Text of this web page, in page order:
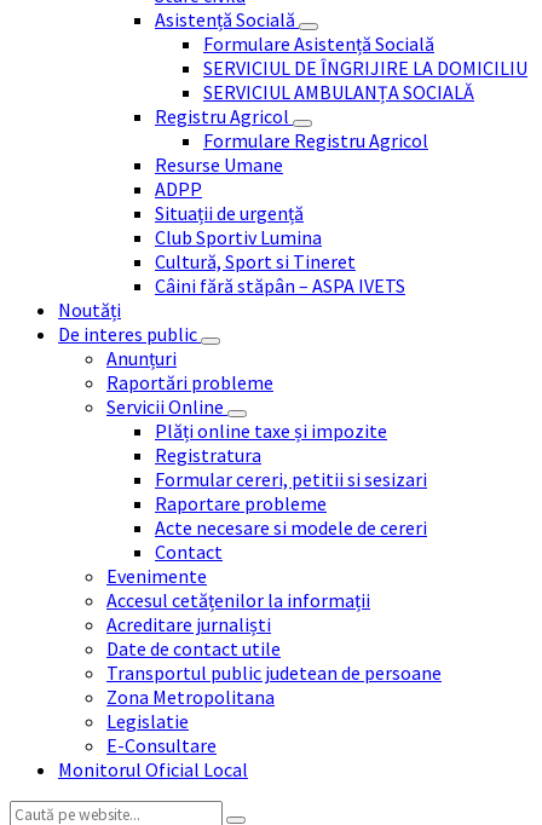
Asistență Socială
Formulare Asistență Socială
SERVICIUL DE ÎNGRIJIRE LA DOMICILIU
SERVICIUL AMBULANȚA SOCIALĂ
Registru Agricol
Formulare Registru Agricol
Resurse Umane
ADPP
Situații de urgență
Club Sportiv Lumina
Cultură, Sport si Tineret
Câini fără stăpân – ASPA IVETS
Noutăți
De interes public
Anunțuri
Raportări probleme
Servicii Online
Plăți online taxe și impozite
Registratura
Formular cereri, petitii si sesizari
Raportare probleme
Acte necesare si modele de cereri
Contact
Evenimente
Accesul cetățenilor la informații
Acreditare jurnaliști
Date de contact utile
Transportul public judetean de persoane
Zona Metropolitana
Legislatie
E-Consultare
Monitorul Oficial Local
Search: